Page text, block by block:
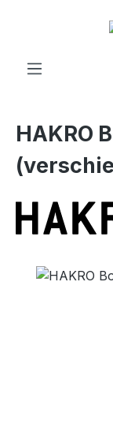
Zum Hauptinhalt
HAKRO
Bildergalerie